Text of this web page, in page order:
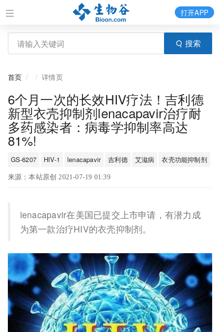
搜索
打开APP
首页 详情页
6个月一次的长效HIV疗法！吉利德
新型衣壳抑制剂lenacapavir治疗耐
多药感染者：病毒学抑制率高达
81%!
GS-6207 HIV-1 lenacapavir 吉利德 艾滋病 衣壳功能抑制剂
来源：本站原创 2021-07-19 01:39
lenacapavir在美国已提交上市申请，有潜力成
为第一款治疗HIV的衣壳抑制剂。